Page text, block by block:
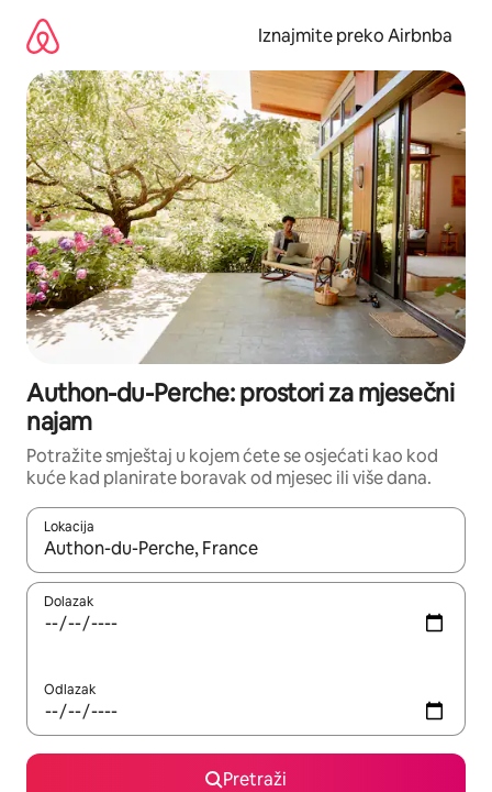
sadržaj
Iznajmite preko Airbnba
Authon-du-Perche: prostori za mjesečni
najam
Potražite smještaj u kojem ćete se osjećati kao kod
kuće kad planirate boravak od mjesec ili više dana.
Lokacija
Kada budu dostupni rezultati, moći ćete ih pregledati
Dolazak
Odlazak
Pretraži